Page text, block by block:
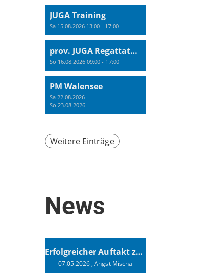
JUGA Training
Sa 15.08.2026 13:00 - 17:00
prov. JUGA Regattatraining
So 16.08.2026 09:00 - 17:00
PM Walensee
Sa 22.08.2026 -
So 23.08.2026
Weitere Einträge
News
Erfolgreicher Auftakt zur Swiss Sailing Challenge League 2026
07.05.2026, Angst Mischa